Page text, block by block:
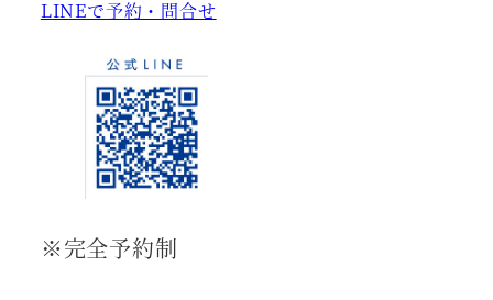
LINEで予約・問合せ
※完全予約制